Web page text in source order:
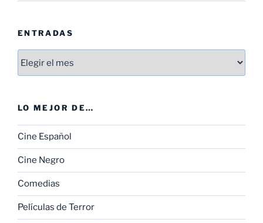
ENTRADAS
LO MEJOR DE…
Cine Español
Cine Negro
Comedias
Películas de Terror